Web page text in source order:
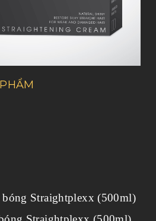
Straightplexx (500ml)